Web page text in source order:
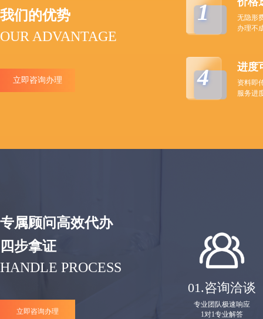
我们的优势
OUR ADVANTAGE
立即咨询办理
1
无隐形
办理不
4 进度
资料即
服务进
专属顾问高效代办
四步拿证
HANDLE PROCESS
立即咨询办理
01.咨询洽谈
专业团队极速响应
1对1专业解答